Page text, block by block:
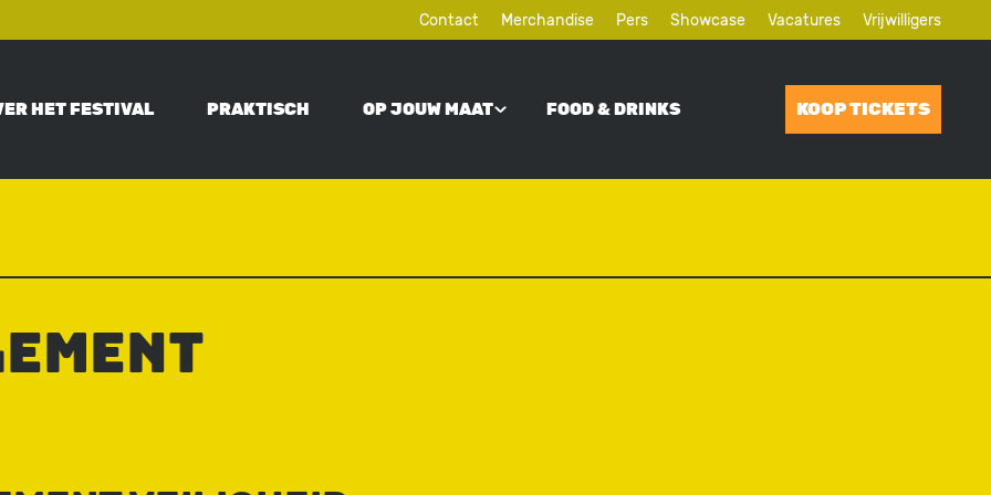
Contact Merchandise Pers Showcase Vacatures Vrijwilligers
HET FESTIVAL PRAKTISCH OP JOUW MAAT FOOD & DRINKS KOOP TICKETS